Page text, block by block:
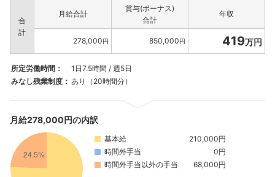
合
計
月給合計
賞与(ボーナス)
合計
年収
278,000円 850,000円 419万円
所定労働時間：
1日7.5時間 / 週5日
みなし残業制度： あり（20時間分）
月給278,000円の内訳
基本給
210,000円
時間外手当
0円
時間外手当以外の手当
68,000円